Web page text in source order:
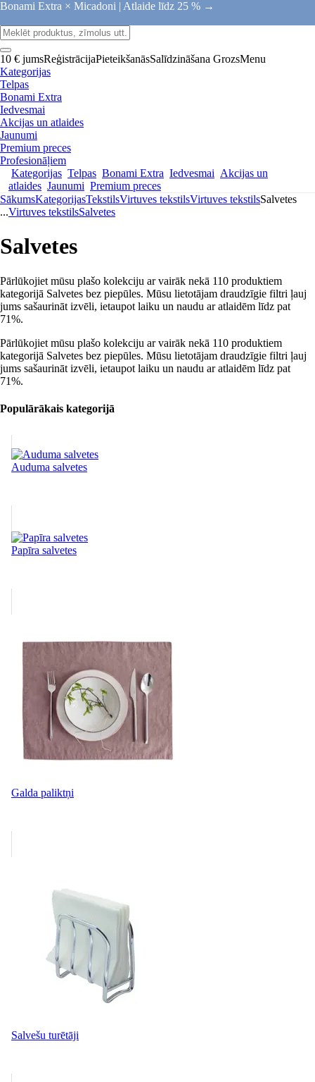
Bonami Extra × Micadoni | Atlaide līdz 25 % →
10 € jumsReģistrācijaPieteikšanāsSalīdzināšana GrozsMenu
Kategorijas
Telpas
Bonami Extra
Iedvesmai
Akcijas un atlaides
Jaunumi
Premium preces
Profesionāļiem
Kategorijas Telpas Bonami Extra Iedvesmai Akcijas un
atlaides Jaunumi Premium preces
SākumsKategorijasTekstilsVirtuves tekstilsVirtuves tekstilsSalvetes
...Virtuves tekstilsSalvetes
Salvetes
Pārlūkojiet mūsu plašo kolekciju ar vairāk nekā 110 produktiem
kategorijā Salvetes bez piepūles. Mūsu lietotājam draudzīgie filtri ļauj
jums sašaurināt izvēli, ietaupot laiku un naudu ar atlaidēm līdz pat
71%.
Pārlūkojiet mūsu plašo kolekciju ar vairāk nekā 110 produktiem
kategorijā Salvetes bez piepūles. Mūsu lietotājam draudzīgie filtri ļauj
jums sašaurināt izvēli, ietaupot laiku un naudu ar atlaidēm līdz pat
71%.
Populārākais kategorijā
Auduma salvetes
Papīra salvetes
Galda paliktņi
Salvešu turētāji